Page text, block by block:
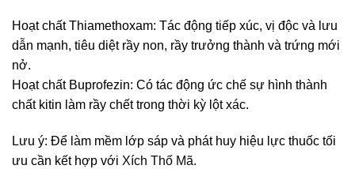
Hoạt chất Thiamethoxam: Tác động tiếp xúc, vị độc và lưu
dẫn mạnh, tiêu diệt rầy non, rầy trưởng thành và trứng mới
nở.
Hoạt chất Buprofezin: Có tác động ức chế sự hình thành
chất kitin làm rầy chết trong thời kỳ lột xác.
Lưu ý: Để làm mềm lớp sáp và phát huy hiệu lực thuốc tối
ưu cần kết hợp với Xích Thố Mã.